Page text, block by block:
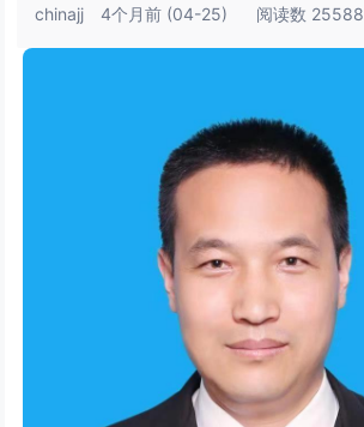
chinajj 4个月前 (04-25) 阅读数 25588